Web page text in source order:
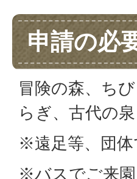
申請の必
冒険の森、ち
らぎ、古代の泉
※遠足等、団体
※バスでご来